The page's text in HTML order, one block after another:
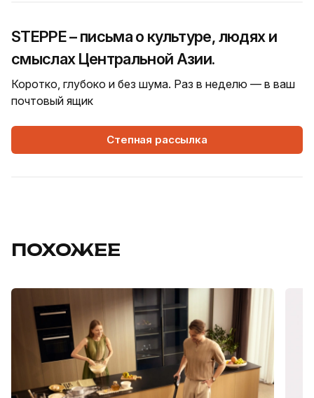
STEPPE – письма о культуре, людях и
смыслах Центральной Азии.
Коротко, глубоко и без шума. Раз в неделю — в ваш
почтовый ящик
Степная рассылка
ПОХОЖЕЕ